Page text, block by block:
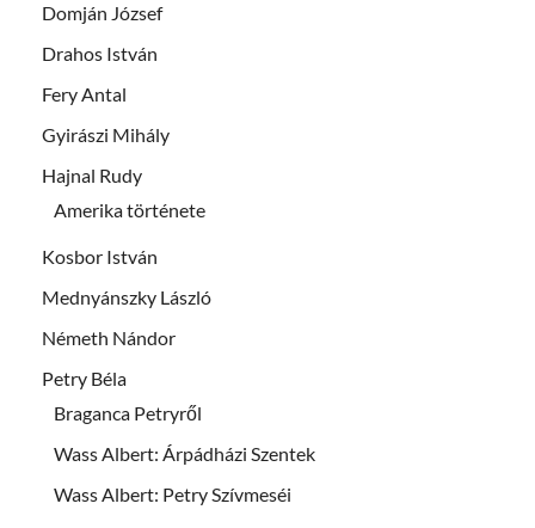
Domján József
Drahos István
Fery Antal
Gyirászi Mihály
Hajnal Rudy
Amerika története
Kosbor István
Mednyánszky László
Németh Nándor
Petry Béla
Braganca Petryről
Wass Albert: Árpádházi Szentek
Wass Albert: Petry Szívmeséi